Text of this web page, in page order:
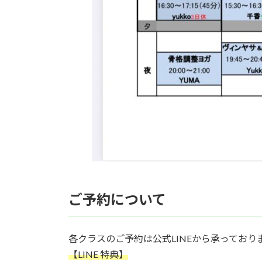
ご予約について
各クラスのご予約は公式LINEから承っており
【LINE 特典】